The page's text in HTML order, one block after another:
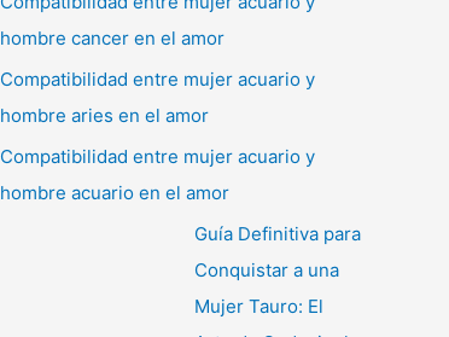
hombre cancer en el amor
Compatibilidad entre mujer acuario y
hombre aries en el amor
Compatibilidad entre mujer acuario y
hombre acuario en el amor
Guía Definitiva para
Conquistar a una
Mujer Tauro: El